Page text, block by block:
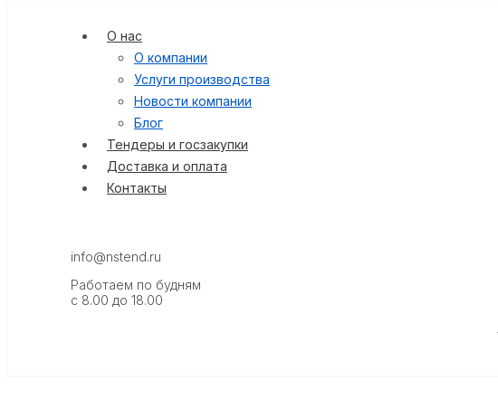
О нас
О компании
Услуги производства
Новости компании
Блог
Тендеры и госзакупки
Доставка и оплата
Контакты
info@nstend.ru
Работаем по будням
с 8.00 до 18.00